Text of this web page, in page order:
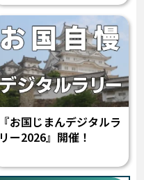
『お国じまんデジタルラ
リー2026』開催！